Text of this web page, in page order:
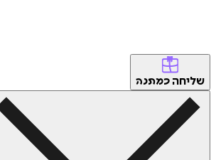
שליחה כמתנה